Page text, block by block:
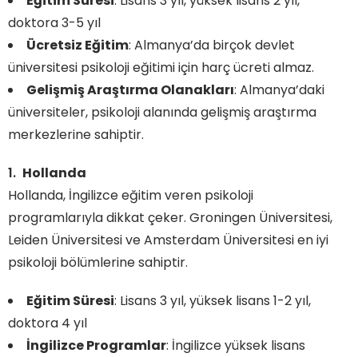
doktora 3-5 yıl
Ücretsiz Eğitim: Almanya’da birçok devlet
üniversitesi psikoloji eğitimi için harç ücreti almaz.
Gelişmiş Araştırma Olanakları: Almanya’daki
üniversiteler, psikoloji alanında gelişmiş araştırma
merkezlerine sahiptir.
Hollanda
Hollanda, İngilizce eğitim veren psikoloji
programlarıyla dikkat çeker. Groningen Üniversitesi,
Leiden Üniversitesi ve Amsterdam Üniversitesi en iyi
psikoloji bölümlerine sahiptir.
Eğitim Süresi: Lisans 3 yıl, yüksek lisans 1-2 yıl,
doktora 4 yıl
İngilizce Programlar: İngilizce yüksek lisans